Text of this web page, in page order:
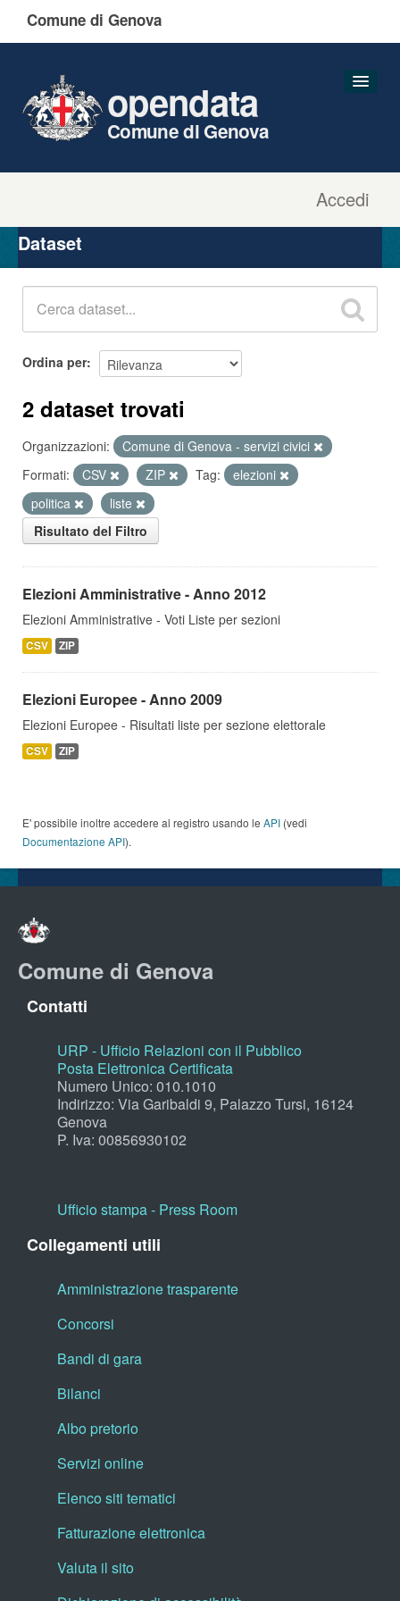
Comune di Genova
Accedi
opendata
Comune di Genova
Organizzazioni
Gruppi
Dataset
Ordina per
2 dataset trovati
Organizzazioni:
Comune di Genova - servizi civici
Formati:
CSV ZIP Tag:
elezioni
politica
liste
Risultato del Filtro
Elezioni Amministrative - Anno 2012
Elezioni Amministrative - Voti Liste per sezioni
CSV ZIP
Elezioni Europee - Anno 2009
Elezioni Europee - Risultati liste per sezione elettorale
CSV ZIP
E' possibile inoltre accedere al registro usando le API (vedi
Documentazione API).
Comune di Genova
Contatti
URP - Ufficio Relazioni con il Pubblico
Posta Elettronica Certificata
Numero Unico: 010.1010
Indirizzo: Via Garibaldi 9, Palazzo Tursi, 16124
Genova
P. Iva: 00856930102
Ufficio stampa - Press Room
Collegamenti utili
Amministrazione trasparente
Concorsi
Bandi di gara
Bilanci
Albo pretorio
Servizi online
Elenco siti tematici
Fatturazione elettronica
Valuta il sito